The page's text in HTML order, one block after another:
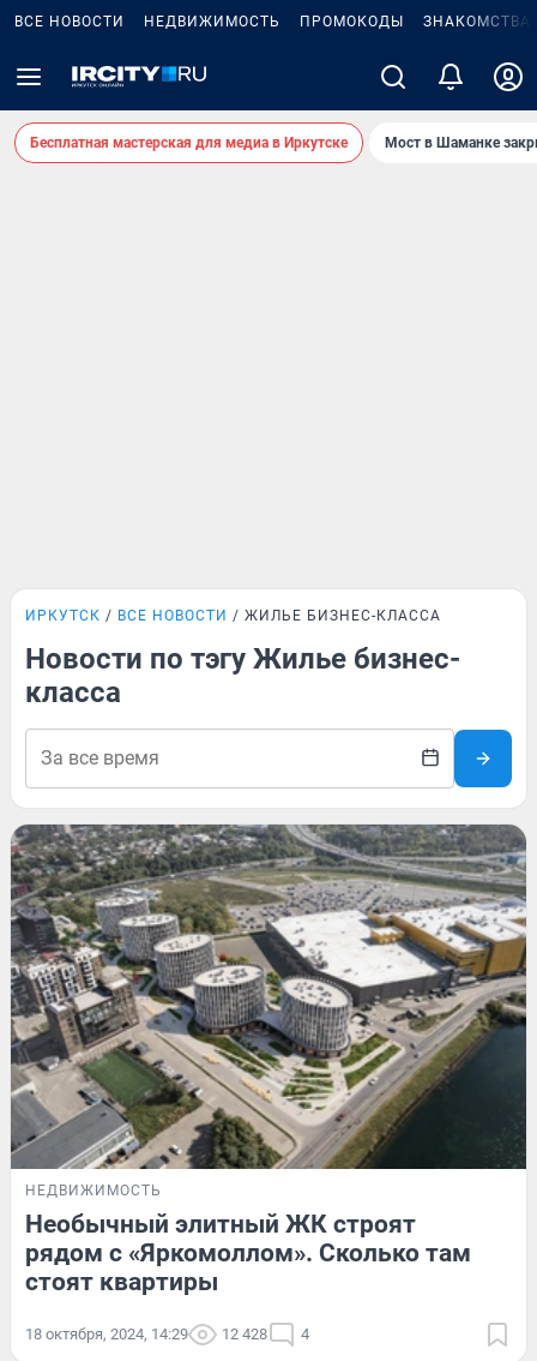
ВСЕ НОВОСТИ НЕДВИЖИМОСТЬ ПРОМОКОДЫ ЗНАКОМСТВА
Бесплатная мастерская для медиа в Иркутске Мост в Шаманке
ИРКУТСК ВСЕ НОВОСТИ ЖИЛЬЕ БИЗНЕС-КЛАССА
Новости по тэгу Жилье бизнес-
класса
НЕДВИЖИМОСТЬ
Необычный элитный ЖК строят
рядом с «Яркомоллом». Сколько там
стоят квартиры
18 октября, 2024, 14:29 12 428 4